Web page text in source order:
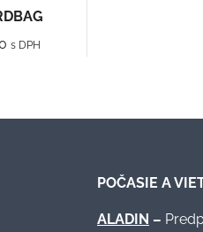
Aktuálna
s DPH
POČASIE A
ALADIN –